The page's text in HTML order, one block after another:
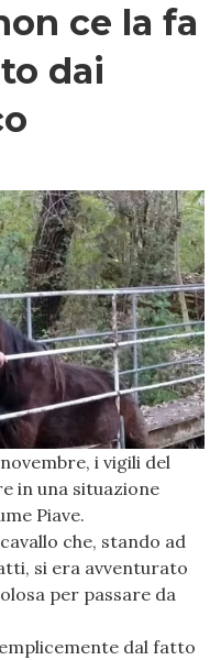
ce la fa
dai
i vigili del
in una situazione
Piave.
che, stando ad
si era avventurato
per passare da
dal fatto